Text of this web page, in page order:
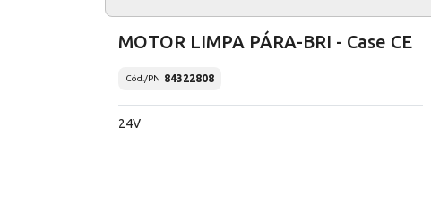
MOTOR LIMPA PÁRA-BRI - Case CE
Cód./PN 84322808
24V